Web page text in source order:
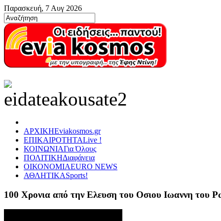
Παρασκευή, 7 Αυγ 2026
ΑΡΧΙΚΗEviakosmos.gr
ΕΠΙΚΑΙΡΟΤΗΤΑLive !
ΚΟΙΝΩΝΙΑΓια Όλους
ΠΟΛΙΤΙΚΗΔιαφάνεια
ΟΙΚΟΝΟΜΙΑEURO NEWS
ΑΘΛΗΤΙΚΑSports!
100 Χρονια από την Ελευση του Οσιου Ιωαννη του